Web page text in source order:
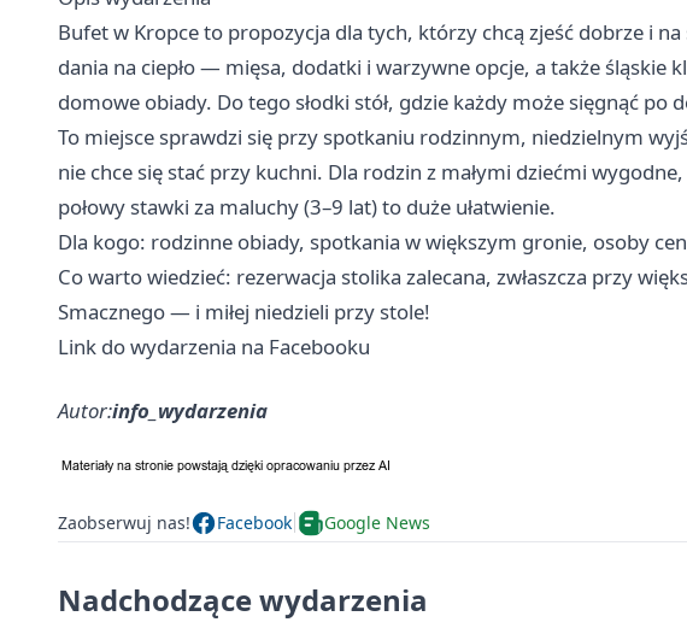
Bufet w Kropce to propozycja dla tych, którzy chcą zjeść dobrze i
dania na ciepło — mięsa, dodatki i warzywne opcje, a także śląskie
domowe obiady. Do tego słodki stół, gdzie każdy może sięgnąć po
To miejsce sprawdzi się przy spotkaniu rodzinnym, niedzielnym
nie chce się stać przy kuchni. Dla rodzin z małymi dziećmi
połowy stawki za maluchy (3–9 lat) to duże ułatwienie.
Dla kogo: rodzinne obiady, spotkania w większym gronie, osoby
Co warto wiedzieć: rezerwacja stolika zalecana, zwłaszcza przy
Smacznego — i miłej niedzieli przy stole!
Link do wydarzenia na Facebooku
Autor:info_wydarzenia
Zaobserwuj nas! Facebook Google News
Nadchodzące wydarzenia